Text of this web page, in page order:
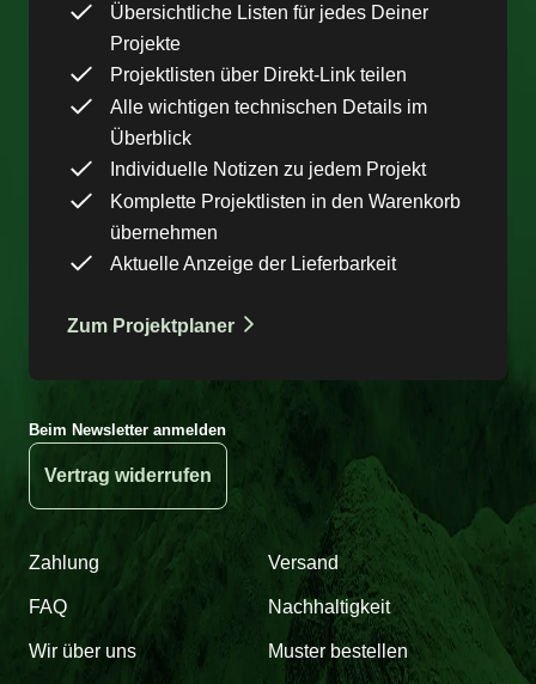
Übersichtliche Listen für jedes Deiner
Projekte
Projektlisten über Direkt-Link teilen
Alle wichtigen technischen Details im
Überblick
Individuelle Notizen zu jedem Projekt
Komplette Projektlisten in den Warenkorb
übernehmen
Aktuelle Anzeige der Lieferbarkeit
Zum Projektplaner
Beim Newsletter anmelden
Vertrag widerrufen
Zahlung Versand
FAQ Nachhaltigkeit
Wir über uns Muster bestellen